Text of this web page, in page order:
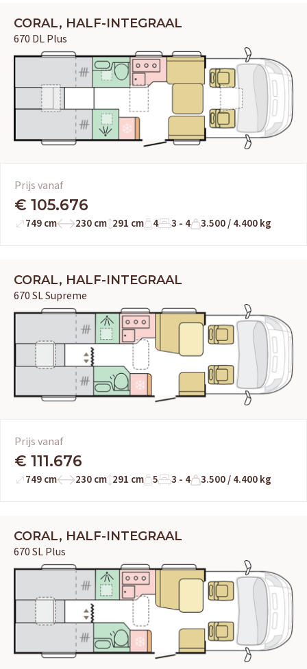
CORAL, HALF-INTEGRAAL
670 DL Plus
Prijs vanaf
€ 105.676
749 cm 230 cm 291 cm 4 3 - 4 3.500 / 4.400 kg
CORAL, HALF-INTEGRAAL
670 SL Supreme
Prijs vanaf
€ 111.676
749 cm 230 cm 291 cm 5 3 - 4 3.500 / 4.400 kg
CORAL, HALF-INTEGRAAL
670 SL Plus